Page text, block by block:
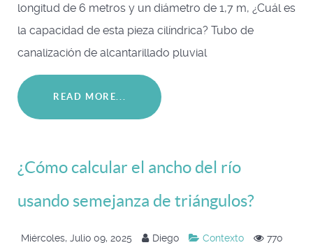
longitud de 6 metros y un diámetro de 1,7 m, ¿Cuál es
la capacidad de esta pieza cilíndrica? Tubo de
canalización de alcantarillado pluvial
READ MORE...
¿Cómo calcular el ancho del río
usando semejanza de triángulos?
Miércoles, Julio 09, 2025 Diego Contexto 770